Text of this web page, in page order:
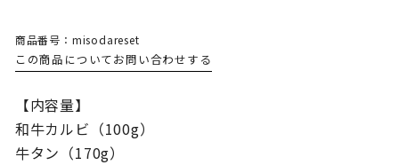
商品番号：misodareset
この商品についてお問い合わせする
【内容量】
和牛カルビ（100g）
牛タン（170g）